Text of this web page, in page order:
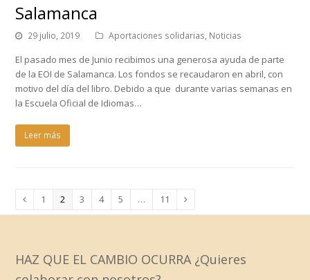
Salamanca
29 julio, 2019 Aportaciones solidarias, Noticias
El pasado mes de Junio recibimos una generosa ayuda de parte
de la EOI de Salamanca. Los fondos se recaudaron en abril, con
motivo del día del libro. Debido a que durante varias semanas en
la Escuela Oficial de Idiomas…
Leer más
AnteriorPage
1 Page
2 Page
3 Page
4 Page
5 … Page
11
HAZ QUE EL CAMBIO OCURRA ¿Quieres